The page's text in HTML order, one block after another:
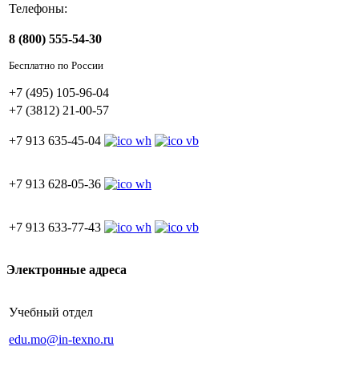
Телефоны:
8 (800) 555-54-30
Бесплатно по России
+7 (495) 105-96-04
+7 (3812) 21-00-57
+7 913 635-45-04
+7 913 628-05-36
+7 913 633-77-43
Электронные адреса
Учебный отдел
edu.mo@in-texno.ru